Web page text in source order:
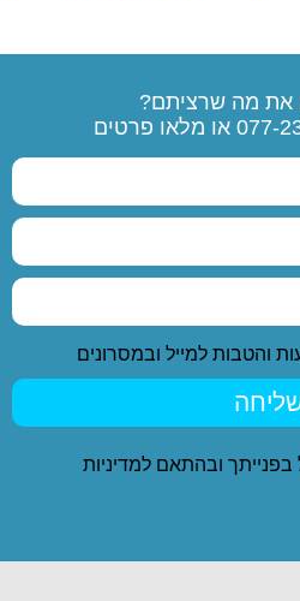
מה שרציתם?
077- או מלאו פרטים
והטבות למייל ובמסרונים
בפנייתך ובהתאם למדיניות